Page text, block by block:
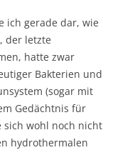
ich gerade dar, wie
der letzte
hatte zwar
Bakterien und
(sogar mit
Gedächtnis für
sich wohl noch nicht
hydrothermalen